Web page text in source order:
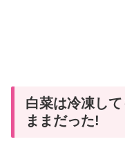
白菜は冷凍し
ままだった!